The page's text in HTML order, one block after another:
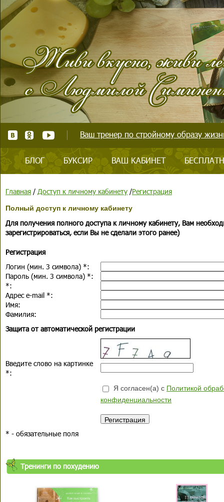
Ваш тренер по стройному образу
БЛОГ БУКСИР ВАШ КАБИНЕТ
Главная / Доступ к личному кабинету /Регистрация
Полный доступ к личному кабинету
Для получения полного доступа к личному кабинету, Вам
зарегистрироваться, если Вы не сделали этого ранее)
Регистрация
Логин (мин. 3 символа) *:
Пароль (мин. 3 символа) *:
*:
Адрес e-mail *:
Имя:
Фамилия:
Защита от автоматической регистрации
Введите слово на картинке
*:
Я согласен(а) с Политикой
конфиденциальности
* - обязательные поля
Тренинги по похудению